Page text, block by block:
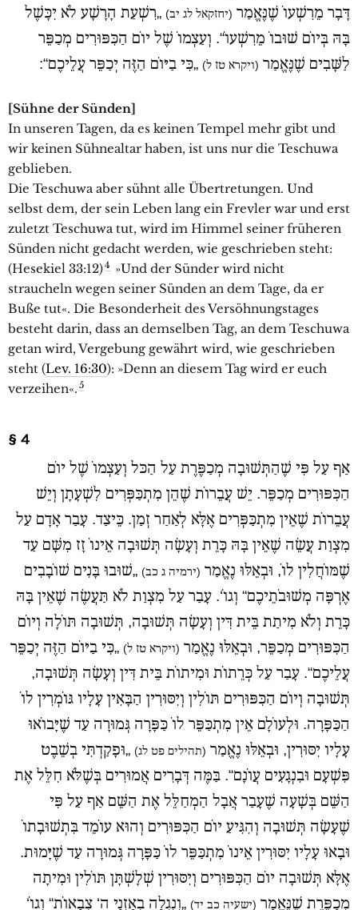
דָּבָר מֵרִשְׁעוֹ שֶׁנֶּאֱמַר (יחזקאל לג יב) „רִשְׁעַת הָרָשָׁע לֹא יִכָּשֶׁל
בָּהּ בְּיוֹם שׁוּבוֹ מֵרִשְׁעוֹ“. וְעַצְמוֹ שֶׁל יוֹם הַכִּפּוּרִים מְכַפֵּר
לַשָּׁבִים שֶׁנֶּאֱמַר (ויקרא טז ל) „כִּי בַיּוֹם הַזֶּה יְכַפֵּר עֲלֵיכֶם“:
[Sühne der Sünden]
In unseren Tagen, da es keinen Tempel mehr gibt und
wir keinen Sühnealtar haben, ist uns nur die Teschuwa
geblieben.
Die Teschuwa aber sühnt alle Übertretungen. Und
selbst dem, der sein Leben lang ein Frevler war und erst
zuletzt Teschuwa tut, wird im Himmel seiner früheren
Sünden nicht gedacht werden, wie geschrieben steht:
(Hesekiel 33:12)4 »Und der Sünder wird nicht
straucheln wegen seiner Sünden an dem Tage, da er
Buße tut«. Die Besonderheit des Versöhnungstages
besteht darin, dass an demselben Tag, an dem Teschuwa
getan wird, Vergebung gewährt wird, wie geschrieben
steht (Lev. 16:30): »Denn an diesem Tag wird er euch
verzeihen«. 5
§ 4
אַף עַל פִּי שֶׁהַתְּשׁוּבָה מְכַפֶּרֶת עַל הַכּל וְעַצְמוֹ שֶׁל יוֹם
הַכִּפּוּרִים מְכַפֵּר. יֵשׁ עֲבֵרוֹת שֶׁהֵן מִתְכַּפְּרִים לִשְׁעָתָן וְיֵשׁ
עֲבֵרוֹת שֶׁאֵין מִתְכַּפְּרִים אֶלָּא לְאַחַר זְמַן. כֵּיצַד. עָבַר אָדָם עַל
מִצְוַת עֲשֵׂה שֶׁאֵין בָּהּ כָּרֵת וְעָשָׂה תְּשׁוּבָה אֵינוֹ זָז מִשָּׁם עַד
שֶׁמּוֹחֲלִין לוֹ, וּבְאֵלּוּ נֶאֱמַר (ירמיה ג כב) „שׁוּבוּ בָּנִים שׁוֹבָבִים
אֶרְפָּה מְשׁוּבֹתֵיכֶם“ וְגוֹ‘. עָבַר עַל מִצְוַת לֹא תַּעֲשֶׂה שֶׁאֵין בָּהּ
כָּרֵת וְלֹא מִיתַת בֵּית דִּין וְעָשָׂה תְּשׁוּבָה, תְּשׁוּבָה תּוֹלָה וְיוֹם
הַכִּפּוּרִים מְכַפֵּר, וּבְאֵלּוּ נֶאֱמַר (ויקרא טז ל) „כִּי בַיּוֹם הַזֶּה יְכַפֵּר
עֲלֵיכֶם“. עָבַר עַל כְּרֵתוֹת וּמִיתוֹת בֵּית דִּין וְעָשָׂה תְּשׁוּבָה,
תְּשׁוּבָה וְיוֹם הַכִּפּוּרִים תּוֹלִין וְיִסּוּרִין הַבָּאִין עָלָיו גּוֹמְרִין לוֹ
הַכַּפָּרָה. וּלְעוֹלָם אֵין מִתְכַּפֵּר לוֹ כַּפָּרָה גְּמוּרָה עַד שֶׁיָּבוֹאוּ
עָלָיו יִסּוּרִין, וּבְאֵלּוּ נֶאֱמַר (תהילים פט לג) „וּפָקַדְתִּי בְשֵׁבֶט
פִּשְׁעָם וּבִנְגָעִים עֲוֹנָם“. בַּמֶּה דְּבָרִים אֲמוּרִים בְּשֶׁלֹּא חִלֵּל אֶת
הַשֵּׁם בְּשָׁעָה שֶׁעָבַר אֲבָל הַמְחַלֵּל אֶת הַשֵּׁם אַף עַל פִּי
שֶׁעָשָׂה תְּשׁוּבָה וְהִגִּיעַ יוֹם הַכִּפּוּרִים וְהוּא עוֹמֵד בִּתְשׁוּבָתוֹ
וּבָאוּ עָלָיו יִסּוּרִין אֵינוֹ מִתְכַּפֵּר לוֹ כַּפָּרָה גְּמוּרָה עַד שֶׁיָּמוּת.
אֶלָּא תְּשׁוּבָה יוֹם הַכִּפּוּרִים וְיִסּוּרִין שְׁלָשְׁתָּן תּוֹלִין וּמִיתָה
מְכַפֶּרֶת שֶׁנֶּאֱמַר (ישעיה כב יד) „וְנִגְלָה בְאָזְנָי ה‘ צְבָאוֹת“ וְגוֹ‘